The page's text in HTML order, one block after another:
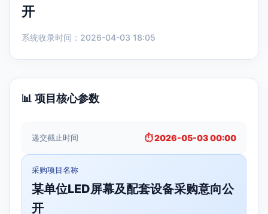
开
系统收录时间：2026-04-03 18:05
📊 项目核心参数
递交截止时间 ⏱️ 2026-05-03 00:00
采购项目名称
某单位LED屏幕及配套设备采购意向公
开